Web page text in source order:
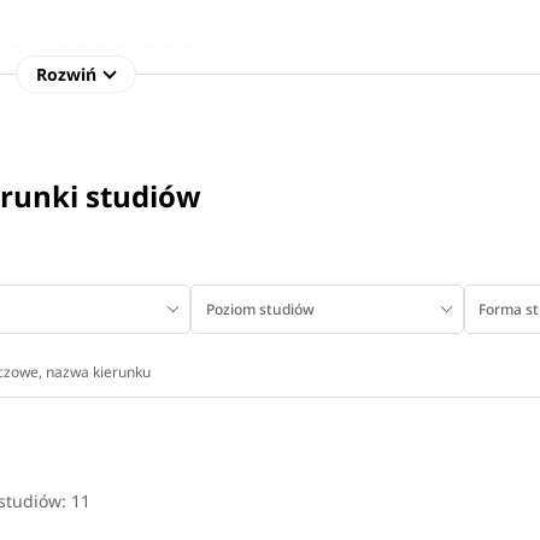
patofizjologii chorób, chemii medycznej czy podstawowych
Rozwiń
studiów
Poziom studiów Forma
11